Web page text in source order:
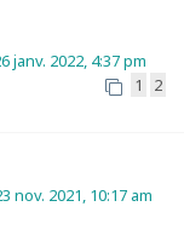
janv. 2022, 4:37 pm
1 2
nov. 2021, 10:17 am